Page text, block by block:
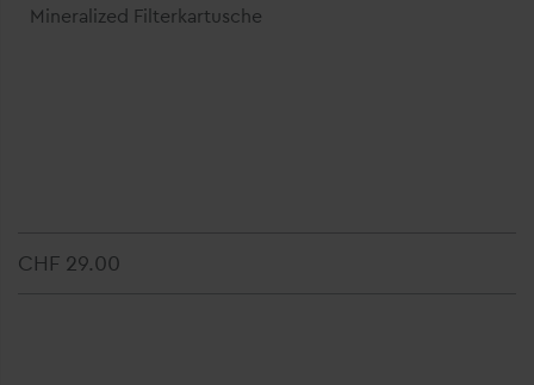
Mineralized Filterkartusche
CHF 29.00